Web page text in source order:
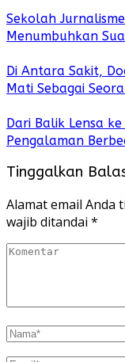
Sekolah
Menumbuhkan
Di Antara Sakit,
Mati Sebagai
Dari Balik Lensa
Pengalaman
Tinggalkan
Alamat email Anda
wajib ditandai *